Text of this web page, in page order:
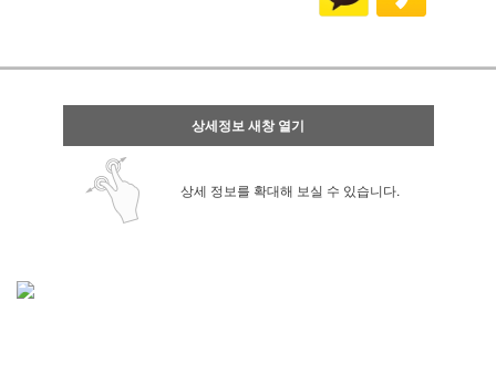
상세정보 새창 열기
상세 정보를 확대해 보실 수 있습니다.